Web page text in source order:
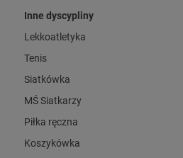
Inne dyscypliny
Lekkoatletyka
Tenis
Siatkówka
MŚ Siatkarzy
Piłka ręczna
Koszykówka